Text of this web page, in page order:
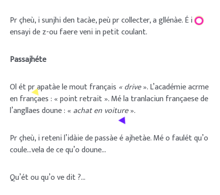
Pr çheù, i sunjhi den tacàe, peù pr collecter, a gllénàe. É i
ensayi de z-ou faere veni in petit coulant.
Passajhéte
Ol ét pr apatàe le mout français « drive». L’académie acrme
en françaes : « point retrait ». Mé la tranlaciun françaese de
l’angllaes doune : « achat en voiture».
Pr çheù, i reteni l’idàie de passàe é ajhetàe. Mé o faulét qu’o
coule…vela de ce qu’o doune…
Qu’ét ou qu’o ve dit ?…